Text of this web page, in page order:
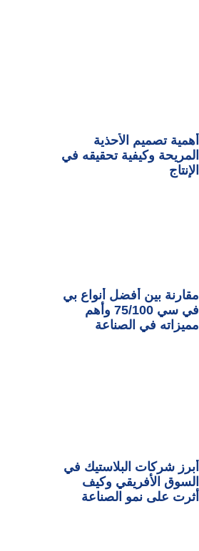
أهمية تصميم الأحذية
المريحة وكيفية تحقيقه في
الإنتاج
مقارنة بين أفضل أنواع بي
في سي 75/100 وأهم
مميزاته في الصناعة
أبرز شركات البلاستيك في
السوق الأفريقي وكيف
أثرت على نمو الصناعة